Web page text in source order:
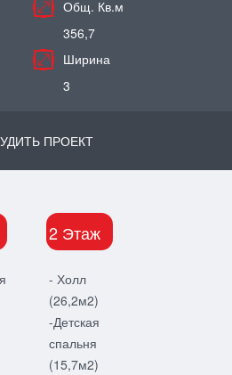
Общ. Кв.м
356,7
Ширина
3
ПРОЕКТ
2 Этаж
- Холл
(26,2м2)
-Детская
спальня
(15,7м2)